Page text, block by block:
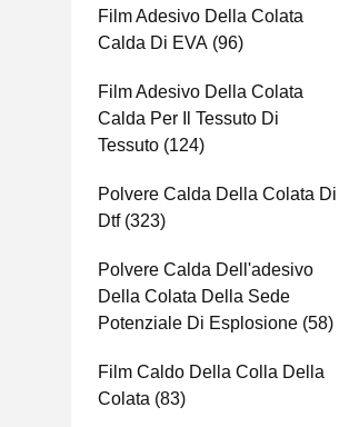
Film Adesivo Della Colata
Calda Di EVA (96)
Film Adesivo Della Colata
Calda Per Il Tessuto Di
Tessuto (124)
Polvere Calda Della Colata Di
Dtf(323)
Polvere Calda Dell'adesivo
Della Colata Della Sede
Potenziale Di Esplosione (58)
Film Caldo Della Colla Della
Colata (83)